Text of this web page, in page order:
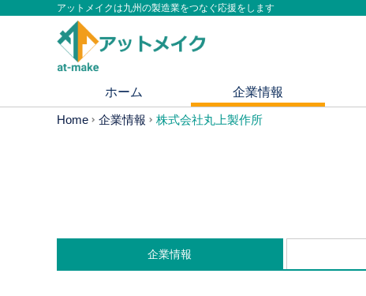
アットメイクは九州の製造業をつなぐ応援をします
ホーム 企業情報
Home 企業情報 株式会社丸上製作所
企業情報